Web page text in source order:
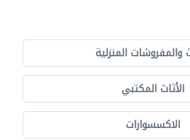
والمفروشات المنزلية
الأثاث المكتبي
الاكسسوارات